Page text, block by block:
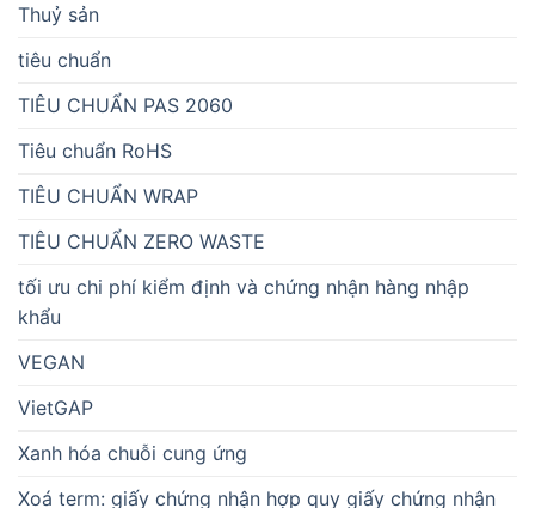
Thuỷ sản
tiêu chuẩn
TIÊU CHUẨN PAS 2060
Tiêu chuẩn RoHS
TIÊU CHUẨN WRAP
TIÊU CHUẨN ZERO WASTE
tối ưu chi phí kiểm định và chứng nhận hàng nhập
khẩu
VEGAN
VietGAP
Xanh hóa chuỗi cung ứng
Xoá term: giấy chứng nhận hợp quy giấy chứng nhận